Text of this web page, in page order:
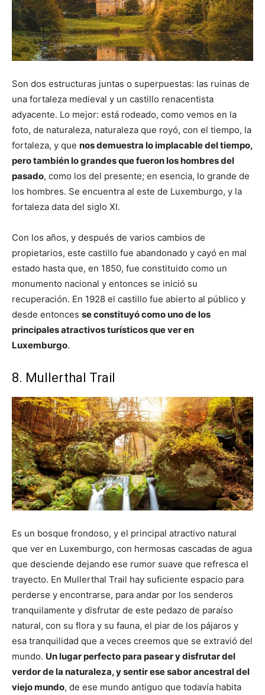
Son dos estructuras juntas o superpuestas: las ruinas de
una fortaleza medieval y un castillo renacentista
adyacente. Lo mejor: está rodeado, como vemos en la
foto, de naturaleza, naturaleza que royó, con el tiempo, la
fortaleza, y que nos demuestra lo implacable del tiempo,
pero también lo grandes que fueron los hombres del
pasado, como los del presente; en esencia, lo grande de
los hombres. Se encuentra al este de Luxemburgo, y la
fortaleza data del siglo XI.
Con los años, y después de varios cambios de
propietarios, este castillo fue abandonado y cayó en mal
estado hasta que, en 1850, fue constituido como un
monumento nacional y entonces se inició su
recuperación. En 1928 el castillo fue abierto al público y
desde entonces se constituyó como uno de los
principales atractivos turísticos que ver en
Luxemburgo.
8. Mullerthal Trail
Es un bosque frondoso, y el principal atractivo natural
que ver en Luxemburgo, con hermosas cascadas de agua
que desciende dejando ese rumor suave que refresca el
trayecto. En Mullerthal Trail hay suficiente espacio para
perderse y encontrarse, para andar por los senderos
tranquilamente y disfrutar de este pedazo de paraíso
natural, con su flora y su fauna, el piar de los pájaros y
esa tranquilidad que a veces creemos que se extravió del
mundo. Un lugar perfecto para pasear y disfrutar del
verdor de la naturaleza, y sentir ese sabor ancestral del
viejo mundo, de ese mundo antiguo que todavía habita